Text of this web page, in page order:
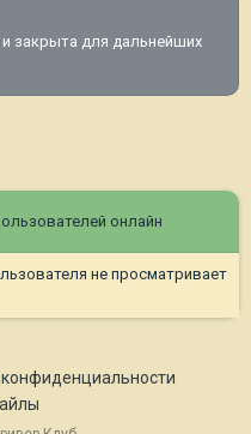
и закрыта для дальнейших
онлайн
не просматривает
конфиденциальности